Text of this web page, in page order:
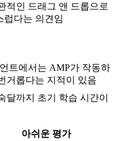
적인 드래그 앤 드롭으로
럽다는 의견임
트에서는 AMP가 작동하
거롭다는 지적이 있음
달까지 초기 학습 시간이
아쉬운 평가